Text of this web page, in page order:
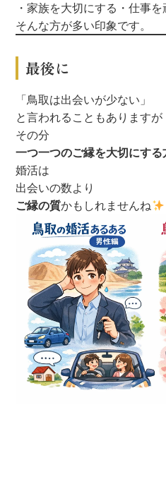
・家族を大切にする ・仕事
そんな方が多い印象です。
最後に
「鳥取は出会いが少ない」
と言われることもありますが
その分
一つ一つのご縁を大切にする
婚活は
出会いの数より
ご縁の質かもしれませんね